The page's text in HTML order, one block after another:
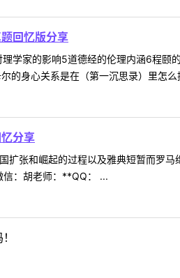
回忆版分享
学家的影响5道德经的伦理内涵6程
的身心关系是在（第一沉思录）里怎
分享
扩张和崛起的过程以及雅典短暂而罗
信：胡老师：**QQ： ...